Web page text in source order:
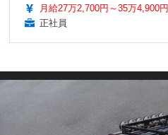
月給27万2,700円～35万4,900円
正社員